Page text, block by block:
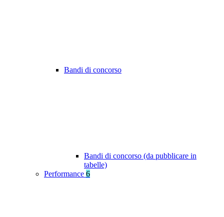
Bandi di concorso
Bandi di concorso (da pubblicare in
tabelle)
Performance 6